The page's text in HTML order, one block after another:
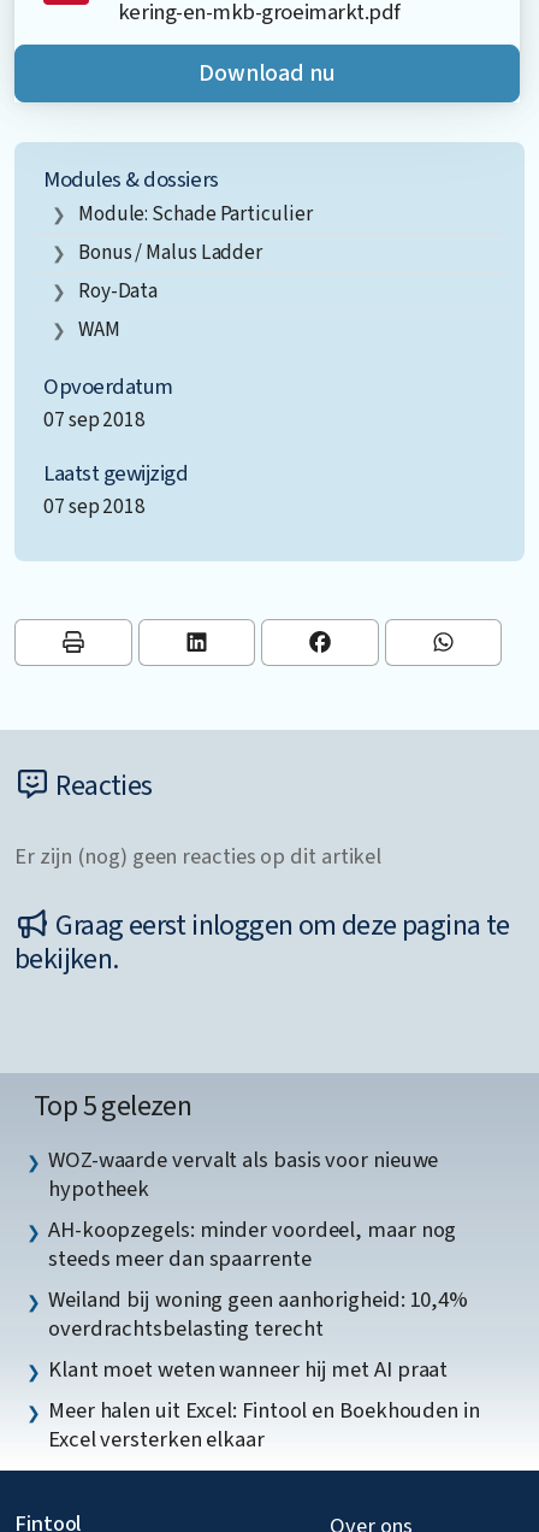
kering-en-mkb-groeimarkt.pdf
Download nu
Modules & dossiers
Module: Schade Particulier
Bonus / Malus Ladder
Roy-Data
WAM
Opvoerdatum
07 sep 2018
Laatst gewijzigd
07 sep 2018
Reacties
Er zijn (nog) geen reacties op dit artikel
Graag eerst inloggen om deze pagina te
bekijken.
Top 5 gelezen
WOZ-waarde vervalt als basis voor nieuwe
hypotheek
AH-koopzegels: minder voordeel, maar nog
steeds meer dan spaarrente
Weiland bij woning geen aanhorigheid: 10,4%
overdrachtsbelasting terecht
Klant moet weten wanneer hij met AI praat
Meer halen uit Excel: Fintool en Boekhouden in
Excel versterken elkaar
Fintool